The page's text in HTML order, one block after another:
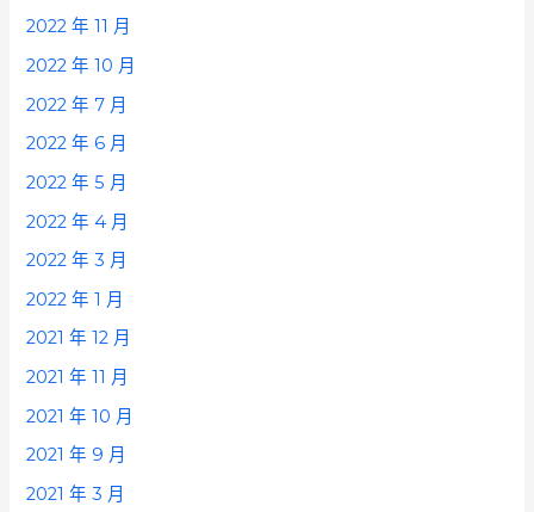
2022 年 11 月
2022 年 10 月
2022 年 7 月
2022 年 6 月
2022 年 5 月
2022 年 4 月
2022 年 3 月
2022 年 1 月
2021 年 12 月
2021 年 11 月
2021 年 10 月
2021 年 9 月
2021 年 3 月